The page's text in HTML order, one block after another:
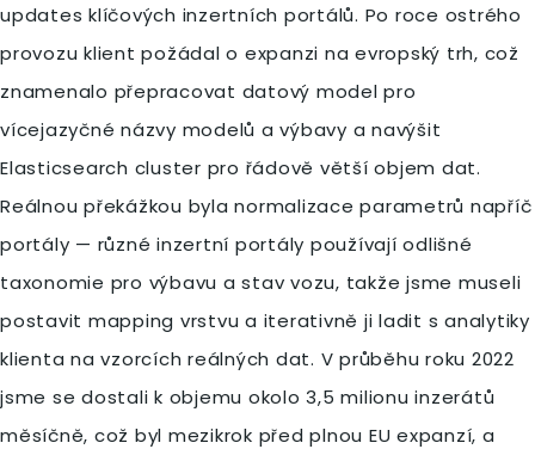
updates klíčových inzertních portálů. Po roce ostrého
provozu klient požádal o expanzi na evropský trh, což
znamenalo přepracovat datový model pro
vícejazyčné názvy modelů a výbavy a navýšit
Elasticsearch cluster pro řádově větší objem dat.
Reálnou překážkou byla normalizace parametrů napříč
portály — různé inzertní portály používají odlišné
taxonomie pro výbavu a stav vozu, takže jsme museli
postavit mapping vrstvu a iterativně ji ladit s analytiky
klienta na vzorcích reálných dat. V průběhu roku 2022
jsme se dostali k objemu okolo 3,5 milionu inzerátů
měsíčně, což byl mezikrok před plnou EU expanzí, a